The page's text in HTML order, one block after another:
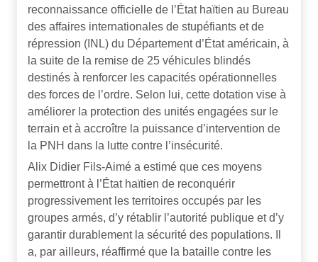
reconnaissance officielle de l’État haïtien au Bureau
des affaires internationales de stupéfiants et de
répression (INL) du Département d’État américain, à
la suite de la remise de 25 véhicules blindés
destinés à renforcer les capacités opérationnelles
des forces de l’ordre. Selon lui, cette dotation vise à
améliorer la protection des unités engagées sur le
terrain et à accroître la puissance d’intervention de
la PNH dans la lutte contre l’insécurité.
Alix Didier Fils-Aimé a estimé que ces moyens
permettront à l’État haïtien de reconquérir
progressivement les territoires occupés par les
groupes armés, d’y rétablir l’autorité publique et d’y
garantir durablement la sécurité des populations. Il
a, par ailleurs, réaffirmé que la bataille contre les